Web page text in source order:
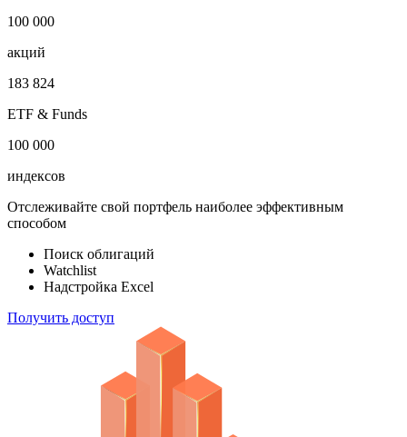
100 000
акций
183 824
ETF & Funds
100 000
индексов
Отслеживайте свой портфель наиболее эффективным
способом
Поиск облигаций
Watchlist
Надстройка Excel
Получить доступ